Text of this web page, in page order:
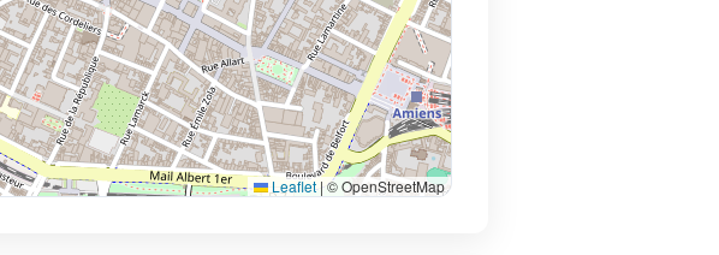
Leaflet |© OpenStreetMap